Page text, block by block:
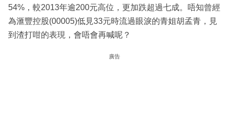
54%，較2013年逾200元高位，更加跌超過七成。唔知曾經
為滙豐控股(00005)低見33元時流過眼淚的青姐胡孟青，見
到渣打咁的表現，會唔會再喊呢？
廣告